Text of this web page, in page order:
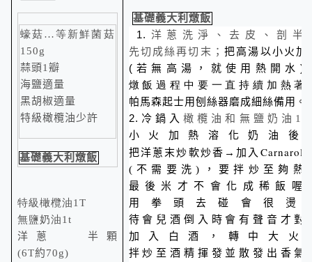
基礎義大利燉飯
1. 洋蔥洗淨、去皮、剖半
先切成絲再切末； 把高湯以小火加
( 若無高湯，就使用熱開水 )
燉飯過程中要一直持續加熱著
帕馬森起士用刨絲器磨成細絲備用 。
2. 冷鍋入橄欖油和 無鹽奶油1t
小火加熱溶化奶油後
把洋蔥末炒軟炒香 → 加入 Carnaroli
(不需要洗)，要拌炒至夠熱
最後米才不會化成稀飯喔
用拳頭去碰會很燙
待會兒酒倒入時會有聲音才
加入白酒，轉中大火
拌炒至酒精揮發並散發出香氣
蠔菇…等新鮮菌菇
150g
蒜頭1瓣
海鹽適量
黑胡椒適量
特級橄欖油少許
基礎義大利燉飯
特級橄欖油1T
無鹽奶油1t
洋蔥
半顆
(6T約70g)